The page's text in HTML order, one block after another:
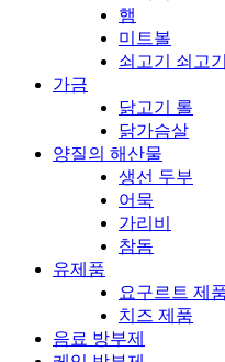
햄
미트볼
쇠고기 쇠고기
가금
닭고기 롤
닭가슴살
양질의 해산물
생선 두부
어묵
가리비
참돔
유제품
요구르트 제
치즈 제품
음료 방부제